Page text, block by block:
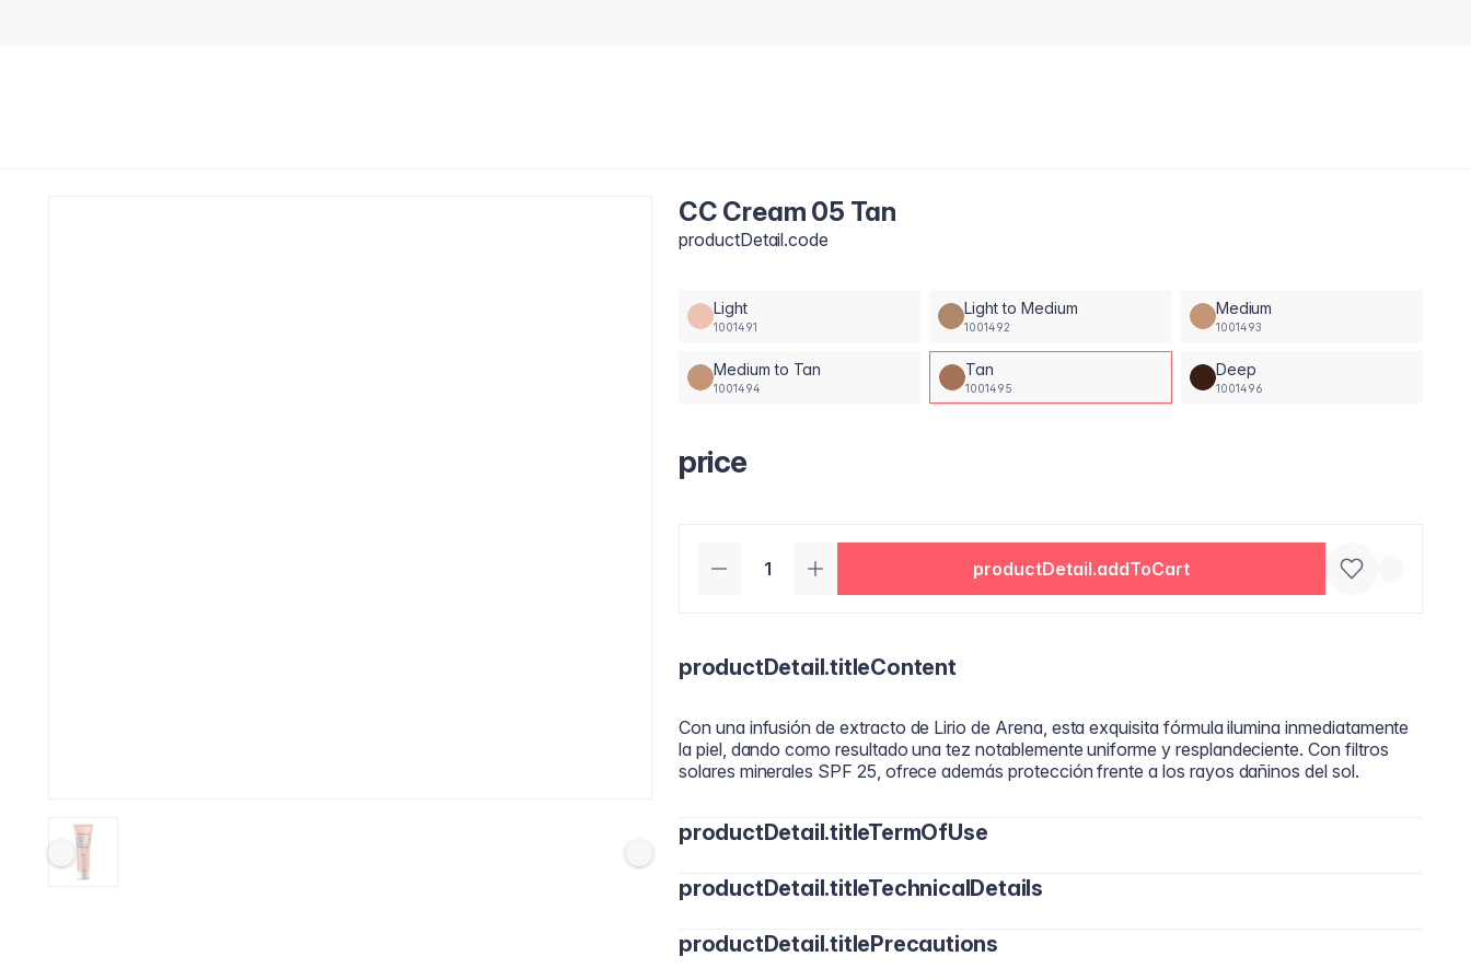
CC Cream 05 Tan
productDetail.code
Light
1001491
Light to Medium
1001492
Medium
1001493
Medium to Tan
1001494
Tan
1001495
Deep
1001496
price
productDetail.addToCart
productDetail.titleContent
Con una infusión de extracto de Lirio de Arena, esta exquisita fórmula ilumina inmediatamente
la piel, dando como resultado una tez notablemente uniforme y resplandeciente. Con filtros
solares minerales SPF 25, ofrece además protección frente a los rayos dañinos del sol.
productDetail.titleTermOfUse
Aplica una pequeña cantidad de CC Cream sobre el rostro con los dedos, una esponja o una
productDetail.titleTechnicalDetails
Activos clave: Multiminerales (Magnesio, Zinc, Cobre y Calcio) que ayudan a fortalecer la
productDetail.titlePrecautions